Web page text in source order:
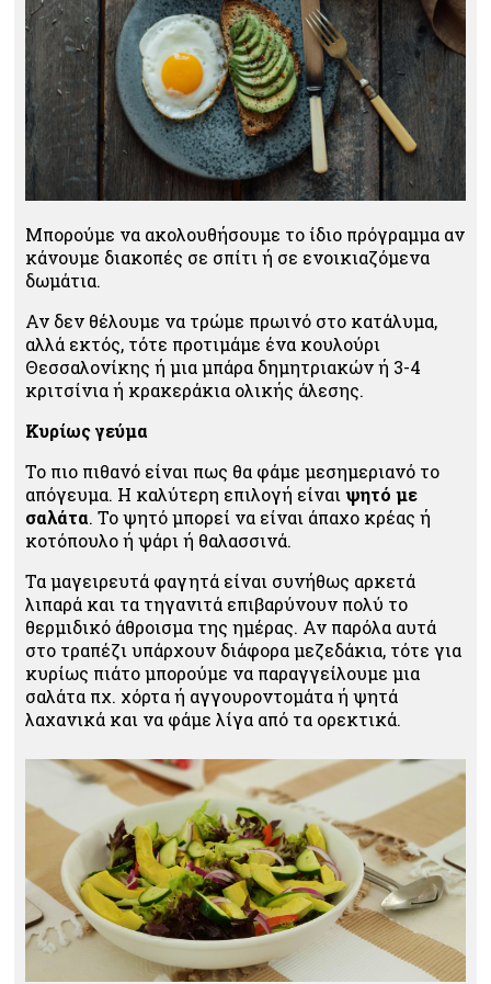
Μπορούμε να ακολουθήσουμε το ίδιο πρόγραμμα αν
κάνουμε διακοπές σε σπίτι ή σε ενοικιαζόμενα
δωμάτια.
Αν δεν θέλουμε να τρώμε πρωινό στο κατάλυμα,
αλλά εκτός, τότε προτιμάμε ένα κουλούρι
Θεσσαλονίκης ή μια μπάρα δημητριακών ή 3-4
κριτσίνια ή κρακεράκια ολικής άλεσης.
Κυρίως γεύμα
Το πιο πιθανό είναι πως θα φάμε μεσημεριανό το
απόγευμα. Η καλύτερη επιλογή είναιψητό με
σαλάτα. Το ψητό μπορεί να είναι άπαχο κρέας ή
κοτόπουλο ή ψάρι ή θαλασσινά.
Τα μαγειρευτά φαγητά είναι συνήθως αρκετά
λιπαρά και τα τηγανιτά επιβαρύνουν πολύ το
θερμιδικό άθροισμα της ημέρας. Αν παρόλα αυτά
στο τραπέζι υπάρχουν διάφορα μεζεδάκια, τότε για
κυρίως πιάτο μπορούμε να παραγγείλουμε μια
σαλάτα πχ. χόρτα ή αγγουροντομάτα ή ψητά
λαχανικά και να φάμε λίγα από τα ορεκτικά.